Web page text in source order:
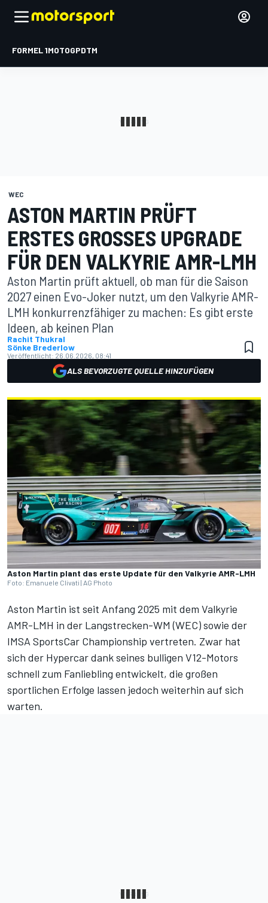
FORMEL 1MOTOGPDTM
WEC
ASTON MARTIN PRÜFT
ERSTES GROSSES UPGRADE F
ÜR DEN VALKYRIE AMR-LMH
Aston Martin prüft aktuell, ob man für die Saison
2027 einen Evo-Joker nutzt, um den Valkyrie AMR-
LMH konkurrenzfähiger zu machen: Es gibt erste
Ideen, ab keinen Plan
Rachit Thukral
Sönke Brederlow
Veröffentlicht: 26.06.2026, 08:41
ALS BEVORZUGTE QUELLE HINZUFÜGEN
Aston Martin plant das erste Update für den Valkyrie AMR-LMH
Foto: Emanuele Clivati | AG Photo
Aston Martin ist seit Anfang 2025 mit dem Valkyrie
AMR-LMH in der Langstrecken-WM (WEC) sowie der
IMSA SportsCar Championship vertreten. Zwar hat
sich der Hypercar dank seines bulligen V12-Motors
schnell zum Fanliebling entwickelt, die großen
sportlichen Erfolge lassen jedoch weiterhin auf sich
warten.